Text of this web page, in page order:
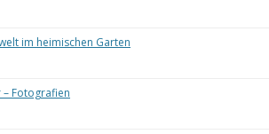
im heimischen Garten
– Fotografien